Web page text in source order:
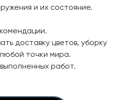
и их состояние.
доставку цветов, уборку
точки мира.
работ.